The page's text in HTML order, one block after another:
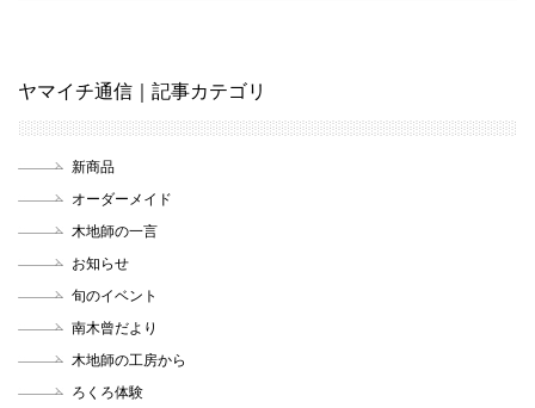
ヤマイチ通信｜記事カテゴリ
新商品
オーダーメイド
木地師の一言
お知らせ
旬のイベント
南木曾だより
木地師の工房から
ろくろ体験